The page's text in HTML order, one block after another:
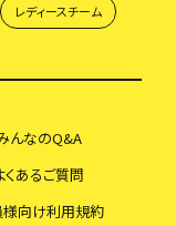
レディースチーム
んなのQ&A
くあるご質問
向け利用規約